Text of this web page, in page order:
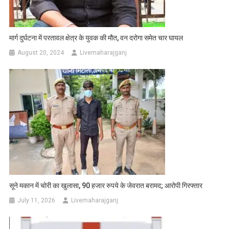
मार्ग दुर्घटना में परतावल क्षेत्र के युवक की मौत, वन दरोगा समेत चार घायल
August 20, 2024 Livemaharajganj
सूने मकान में चोरी का खुलासा, 90 हजार रुपये के जेवरात बरामद; आरोपी गिरफ्तार
July 11, 2026 Livemaharajganj